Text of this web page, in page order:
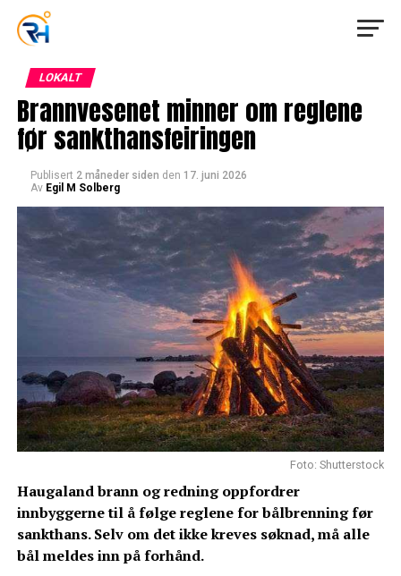
LOKALT
Brannvesenet minner om reglene
før sankthansfeiringen
Publisert 2 måneder siden den 17. juni 2026
Av Egil M Solberg
Foto: Shutterstock
Haugaland brann og redning oppfordrer
innbyggerne til å følge reglene for bålbrenning før
sankthans. Selv om det ikke kreves søknad, må alle
bål meldes inn på forhånd.